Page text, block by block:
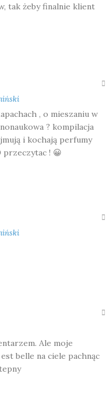
tak żeby finalnie klient
, o mieszaniu w
? kompilacja
i kochają perfumy
przeczytac ! 😀
Ale moje
belle na ciele pachnąc